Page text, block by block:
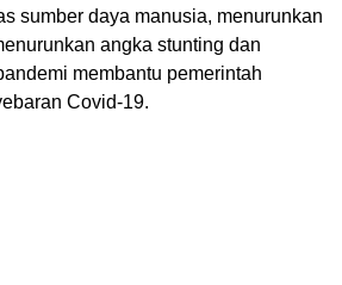
sumber daya manusia, menurunkan
angka stunting dan
membantu pemerintah
Covid-19.